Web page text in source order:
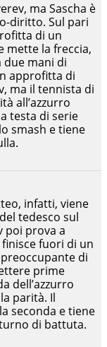
infatti, viene
tedesco sul
poi prova a
fuori di un
di
prime
dell’azzurro
parità. Il
seconda e tiene
di battuta.
ma Sascha è
diritto. Sul pari
di un
mette la freccia,
due mani di
approfitta di
ma il tennista di
all’azzurro
testa di serie
smash e tiene